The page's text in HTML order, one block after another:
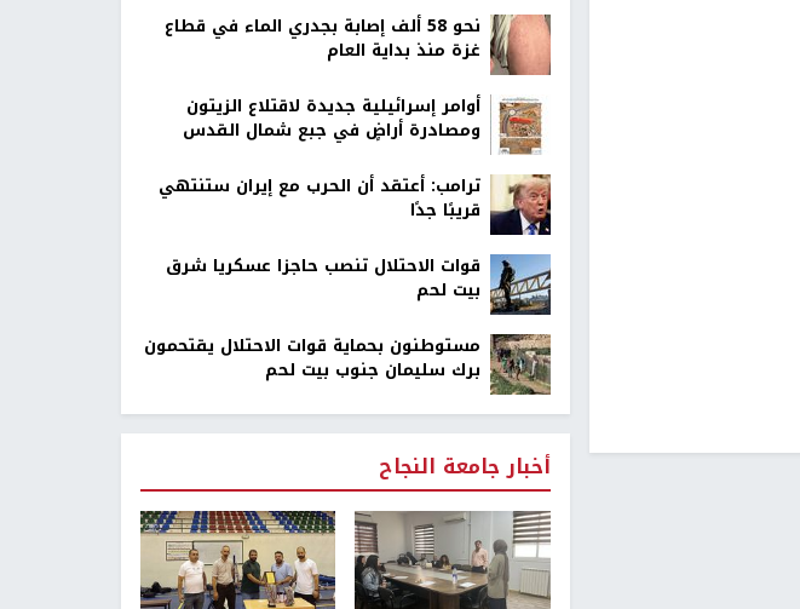
نحو 58 ألف إصابة بجدري الماء في قطاع
غزة منذ بداية العام
أوامر إسرائيلية جديدة لاقتلاع الزيتون
ومصادرة أراضٍ في جبع شمال القدس
ترامب: أعتقد أن الحرب مع إيران ستنتهي
قريبًا جدًا
قوات الاحتلال تنصب حاجزا عسكريا شرق
بيت لحم
مستوطنون بحماية قوات الاحتلال يقتحمون
برك سليمان جنوب بيت لحم
أخبار جامعة النجاح